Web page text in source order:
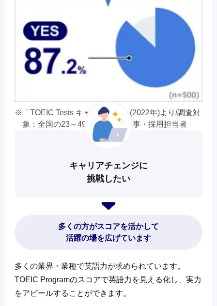
「TOEIC Tests キャリア調査」(2022年)より/調査対
象：全国の23～49歳の企業の人事・採用担当者
キャリアチェンジに
挑戦したい
多くの方がスコアを活かして
活躍の場を広げています
多くの業界・業種で英語力が求められています。
TOEIC Programのスコアで英語力を見える化し、実力
をアピールすることができます。